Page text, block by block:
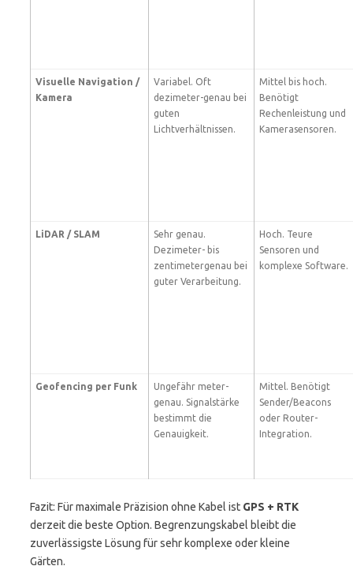
Visuelle Navigation /
Kamera
Variabel. Oft
dezimeter-genau bei
guten
Lichtverhältnissen.
Mittel bis hoch.
Benötigt
Rechenleistung und
Kamerasensoren.
LiDAR / SLAM
Sehr genau.
Dezimeter- bis
zentimetergenau bei
guter Verarbeitung.
Hoch. Teure
Sensoren und
komplexe Software.
Geofencing per Funk
Ungefähr meter-
genau. Signalstärke
bestimmt die
Genauigkeit.
Mittel. Benötigt
Sender/Beacons
oder Router-
Integration.
Fazit: Für maximale Präzision ohne Kabel ist GPS + RTK
derzeit die beste Option. Begrenzungskabel bleibt die
zuverlässigste Lösung für sehr komplexe oder kleine
Gärten.